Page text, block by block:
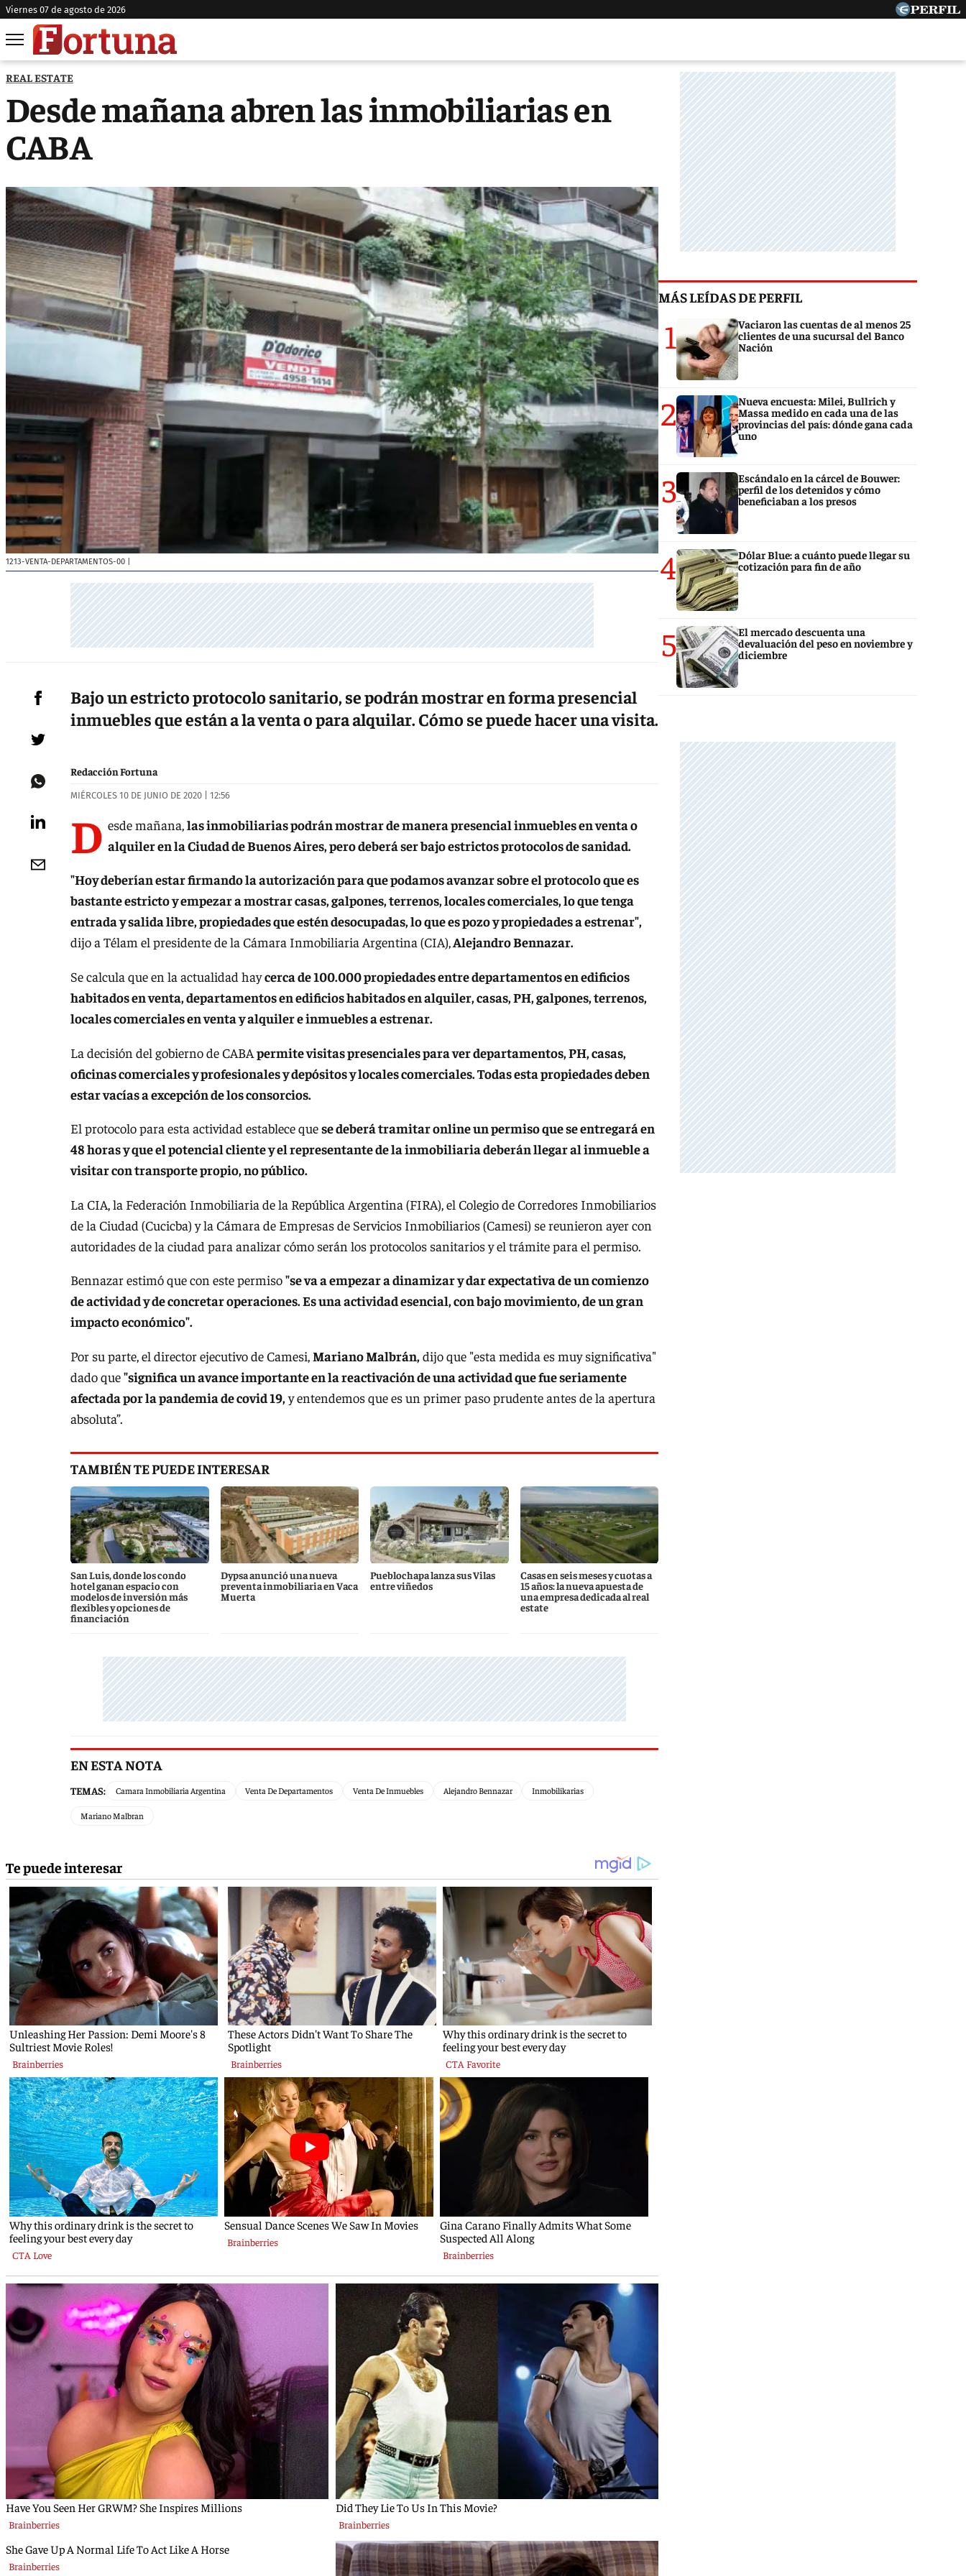
viernes 07 de agosto de 2026
REAL ESTATE
Desde mañana abren las inmobiliarias en
CABA
1213-VENTA-DEPARTAMENTOS-00
Bajo un estricto protocolo sanitario, se podrán mostrar en forma presencial
inmuebles que están a la venta o para alquilar. Cómo se puede hacer una visita.
Redacción Fortuna
MIÉRCOLES 10 DE JUNIO DE 2020 | 12:56
D esde mañana,las inmobiliarias podrán mostrar de manera presencial inmuebles en venta o
alquiler en la Ciudad de Buenos Aires, pero deberá ser bajo estrictos protocolos de sanidad.
"Hoy deberían estar firmando la autorización para que podamos avanzar sobre el protocolo que es
bastante estricto y empezar a mostrar casas, galpones, terrenos, locales comerciales, lo que tenga
entrada y salida libre, propiedades que estén desocupadas, lo que es pozo y propiedades a estrenar",
dijo a Télam el presidente de la Cámara Inmobiliaria Argentina (CIA),Alejandro Bennazar.
Se calcula que en la actualidad haycerca de 100.000 propiedades entre departamentos en edificios
habitados en venta, departamentos en edificios habitados en alquiler, casas, PH, galpones, terrenos,
locales comerciales en venta y alquiler e inmuebles a estrenar.
La decisión del gobierno de CABA permite visitas presenciales para ver departamentos, PH, casas,
oficinas comerciales y profesionales y depósitos y locales comerciales. Todas esta propiedades deben
estar vacías a excepción de los consorcios.
El protocolo para esta actividad establece quese deberá tramitar online un permiso que se entregará en
48 horas y que el potencial cliente y el representante de la inmobiliaria deberán llegar al inmueble a
visitar con transporte propio, no público.
La CIA, la Federación Inmobiliaria de la República Argentina (FIRA), el Colegio de Corredores Inmobiliarios
de la Ciudad (Cucicba) y la Cámara de Empresas de Servicios Inmobiliarios (Camesi) se reunieron ayer con
autoridades de la ciudad para analizar cómo serán los protocolos sanitarios y el trámite para el permiso.
Bennazar estimó que con este permiso"se va a empezar a dinamizar y dar expectativa de un comienzo
de actividad y de concretar operaciones. Es una actividad esencial, con bajo movimiento, de un gran
impacto económico".
Por su parte, el director ejecutivo de Camesi,Mariano Malbrán,dijo que "esta medida es muy significativa"
dado que"significa un avance importante en la reactivación de una actividad que fue seriamente
afectada por la pandemia de covid 19,y entendemos que es un primer paso prudente antes de la apertura
absoluta”.
TAMBIÉN TE PUEDE INTERESAR
San Luis, donde los condo
hotel ganan espacio con
modelos de inversión más
flexibles y opciones de
financiación
Dypsa anunció una nueva
preventa inmobiliaria en Vaca
Muerta
Pueblochapa lanza sus Vilas
entre viñedos
Casas en seis meses y cuotas a
15 años: la nueva apuesta de
una empresa dedicada al real
estate
EN ESTA NOTA
TEMAS: Camara Inmobiliaria Argentina Venta De Departamentos Venta De Inmuebles Alejandro Bennazar Inmobilikarias
Mariano Malbran
MÁS LEÍDAS DE PERFIL
1
Vaciaron las cuentas de al menos 25
clientes de una sucursal del Banco
Nación
2
Nueva encuesta: Milei, Bullrich y
Massa medido en cada una de las
provincias del país: dónde gana cada
uno
3
Escándalo en la cárcel de Bouwer:
perfil de los detenidos y cómo
beneficiaban a los presos
4
Dólar Blue: a cuánto puede llegar su
cotización para fin de año
5
El mercado descuenta una
devaluación del peso en noviembre y
diciembre